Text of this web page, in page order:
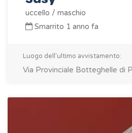
uccello / maschio
Smarrito 1 anno fa
Luogo dell'ultimo avvistamento:
Via Provinciale Botteghelle di